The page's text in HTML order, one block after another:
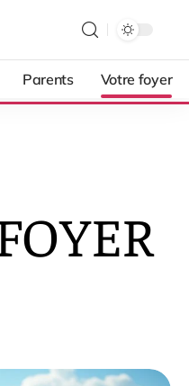
Parents Votre foyer